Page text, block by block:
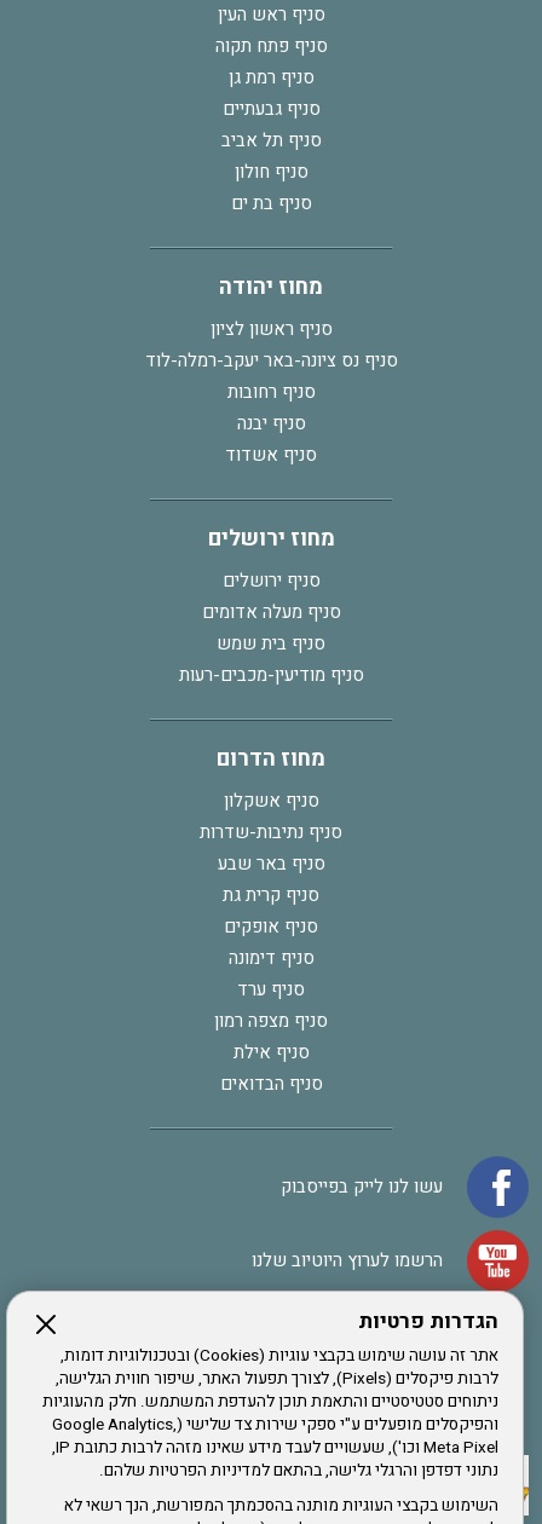
הגדרות פרטיות
אתר זה עושה שימוש בקבצי עוגיות (Cookies) ובטכנולוגיות דומות,
לרבות פיקסלים (Pixels), לצורך תפעול האתר, שיפור חווית הגלישה,
ניתוחים סטטיסטיים והתאמת תוכן להעדפת המשתמש. חלק מהעוגיות
והפיקסלים מופעלים ע"י ספקי שירות צד שלישי (Google Analytics,
Meta Pixel וכו'), שעשויים לעבד מידע שאינו מזהה לרבות כתובת IP,
נתוני דפדפן והרגלי גלישה, בהתאם למדיניות הפרטיות שלהם.
השימוש בקבצי העוגיות מותנה בהסכמתך המפורשת, הנך רשאי לא
סניף ראש העין
סניף פתח תקוה
סניף רמת גן
סניף גבעתיים
סניף תל אביב
סניף חולון
סניף בת ים
מחוז יהודה
סניף ראשון לציון
סניף נס ציונה-באר יעקב-רמלה-לוד
סניף רחובות
סניף יבנה
סניף אשדוד
מחוז ירושלים
סניף ירושלים
סניף מעלה אדומים
סניף בית שמש
סניף מודיעין-מכבים-רעות
מחוז הדרום
סניף אשקלון
סניף נתיבות-שדרות
סניף באר שבע
סניף קרית גת
סניף אופקים
סניף דימונה
סניף ערד
סניף מצפה רמון
סניף אילת
סניף הבדואים
עשו לנו לייק בפייסבוק
הרשמו לערוץ היוטיוב שלנו
אתר צה"ל
תקנון האתר